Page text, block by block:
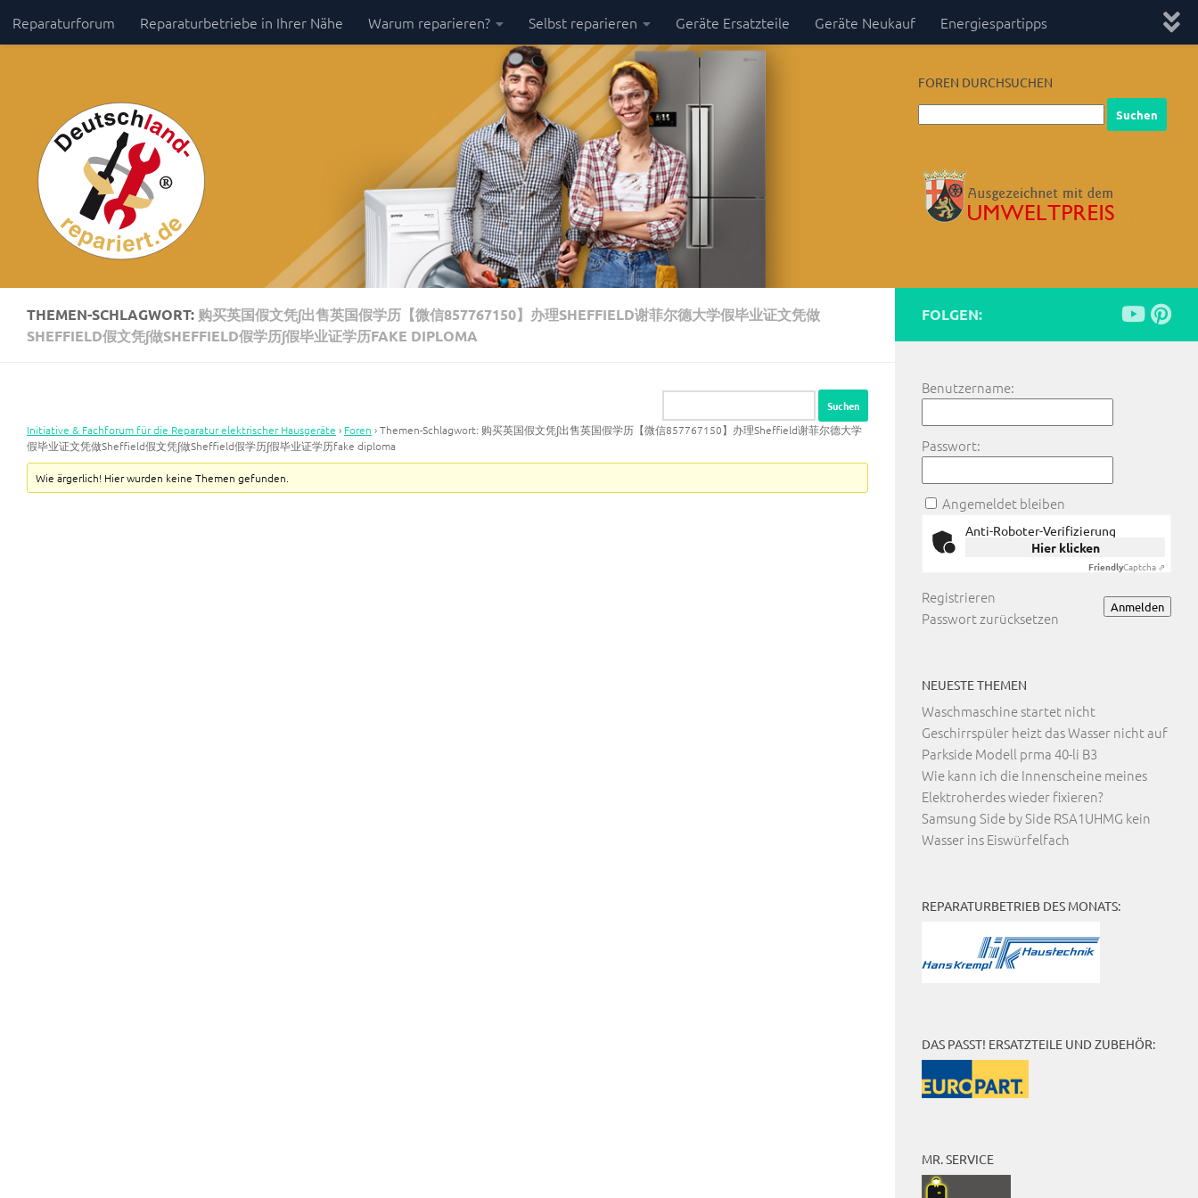
Zum Inhalt springen
Reparaturforum Reparaturbetriebe in Ihrer Nähe Warum reparieren? Selbst reparieren Geräte Ersatzteile Geräte Neukauf Energiespartipps
FOREN DURCHSUCHEN
THEMEN-SCHLAGWORT: 购买英国假文凭∫出售英国假学历【微信857767150】办理SHEFFIELD谢菲尔德大学假毕业证文凭做
SHEFFIELD假文凭∫做SHEFFIELD假学历∫假毕业证学历FAKE DIPLOMA
Initiative & Fachforum für die Reparatur elektrischer Hausgeräte › Foren ›Themen-Schlagwort: 购买英国假文凭∫出售英国假学历【微信857767150】办理Sheffield谢菲尔德大学
假毕业证文凭做Sheffield假文凭∫做Sheffield假学历∫假毕业证学历fake diploma
Wie ärgerlich! Hier wurden keine Themen gefunden.
FOLGEN:
Benutzername:
Passwort:
Angemeldet bleiben
Anti-Roboter-Verifizierung
Hier klicken
FriendlyCaptcha ⇗
Anmelden
Registrieren
Passwort zurücksetzen
NEUESTE THEMEN
Waschmaschine startet nicht
Geschirrspüler heizt das Wasser nicht auf
Parkside Modell prma 40-li B3
Wie kann ich die Innenscheine meines
Elektroherdes wieder fixieren?
Samsung Side by Side RSA1UHMG kein
Wasser ins Eiswürfelfach
REPARATURBETRIEB DES MONATS:
DAS PASST! ERSATZTEILE UND ZUBEHÖR:
MR. SERVICE